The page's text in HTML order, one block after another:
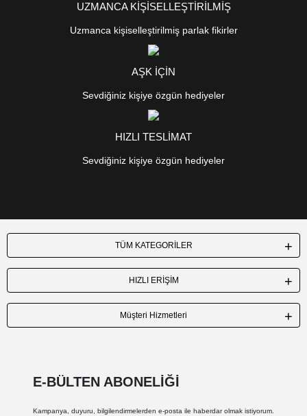
UZMANCA KİŞİSELLEŞTİRİLMİŞ
Uzmanca kişiselleştirilmiş parlak fikirler
AŞK İÇİN
Sevdiğiniz kişiye özgün hediyeler
HIZLI TESLİMAT
Sevdiğiniz kişiye özgün hediyeler
TÜM KATEGORİLER
HIZLI ERİŞİM
Müşteri Hizmetleri
E-BÜLTEN ABONELİĞİ
Kampanya, duyuru, bilgilendirmelerden e-posta ile haberdar olmak istiyorum.